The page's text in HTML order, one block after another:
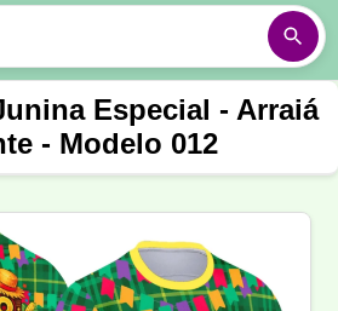
Especial - Arraiá
- Modelo 012